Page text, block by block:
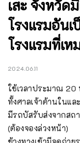
เสะ จังหวัด
โรงแรมอัน
โรงแรมที่เ
2024.06.11
ใช้เวลาประมาณ 20
ทั้งศาลเจ้าด้านในแ
มีรถบัสรับส่งจากสถ
(ต้องจองล่วงหน้า)